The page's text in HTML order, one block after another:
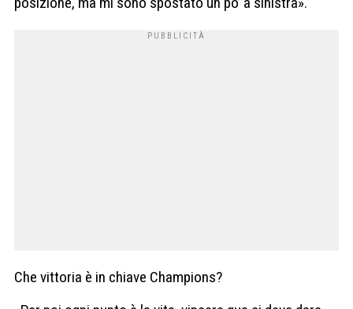
Che vittoria è in chiave Champions?